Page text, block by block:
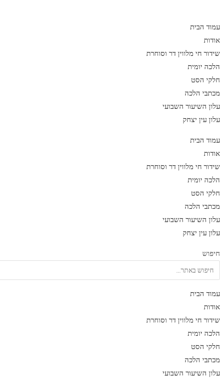
content
עמוד הבית
אודות
שידור חי מלווין דר וסוחרת
הלכה יומית
חלקי הסט
מכתבי הלכה
עלון השיעור השבועי
עלון עין יצחק
עמוד הבית
אודות
שידור חי מלווין דר וסוחרת
הלכה יומית
חלקי הסט
מכתבי הלכה
עלון השיעור השבועי
עלון עין יצחק
חיפוש
עמוד הבית
אודות
שידור חי מלווין דר וסוחרת
הלכה יומית
חלקי הסט
מכתבי הלכה
עלון השיעור השבועי